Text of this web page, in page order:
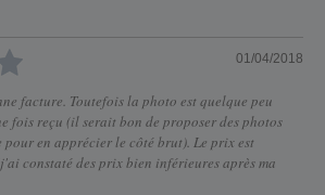
01/04/2018
facture. Toutefois la photo est quelque peu
fois reçu (il serait bon de proposer des photos
pour en apprécier le côté brut). Le prix est
constaté des prix bien inférieures après ma